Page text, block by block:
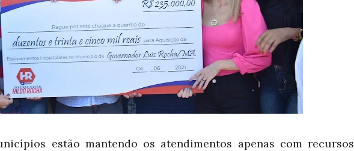
estão mantendo os atendimentos apenas com recursos